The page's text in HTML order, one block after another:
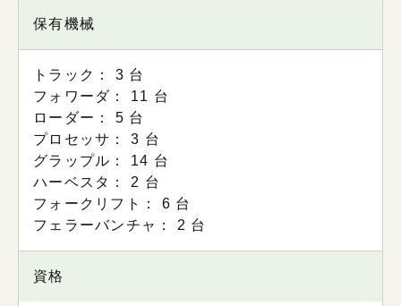
保有機械
トラック： 3 台
フォワーダ： 11 台
ローダー： 5 台
プロセッサ： 3 台
グラップル： 14 台
ハーベスタ： 2 台
フォークリフト： 6 台
フェラーバンチャ： 2 台
資格